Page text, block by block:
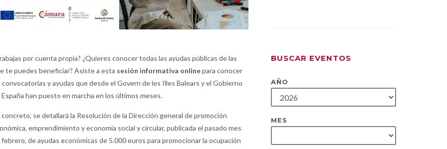
por cuenta propia? ¿Quieres conocer todas las ayudas públicas de las
te puedes beneficiar? Asiste a esta sesión informativa onlinepara conocer
convocatorias y ayudas que desde el Govern de les Illes Balears y el Gobierno
España han puesto en marcha en los últimos meses.
concreto, se detallará la Resolución de la Dirección general de promoción
emprendimiento y economía social y circular, publicada el pasado mes
febrero, de ayudas económicas de 5.000 euros para promocionar la ocupación
BUSCAR EVENTOS
AÑO
MES